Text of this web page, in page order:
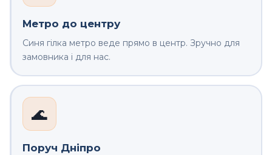
Метро до центру
Синя гілка метро веде прямо в центр. Зручно для
замовника і для нас.
🌊
Поруч Дніпро